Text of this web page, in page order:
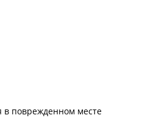
поврежденном месте